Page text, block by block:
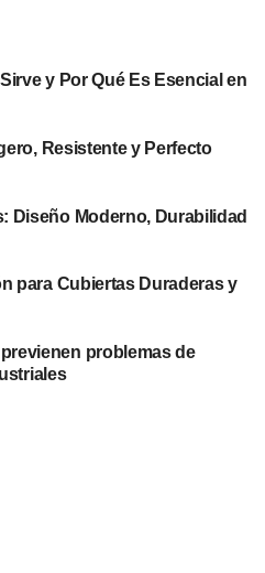
y Por Qué Es Esencial en
Resistente y Perfecto
Diseño Moderno, Durabilidad
para Cubiertas Duraderas y
problemas de